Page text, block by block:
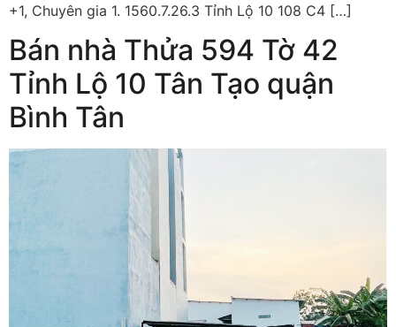
+1, Chuyên gia 1. 1560.7.26.3 Tỉnh Lộ 10 108 C4 […]
Bán nhà Thửa 594 Tờ 42
Tỉnh Lộ 10 Tân Tạo quận
Bình Tân